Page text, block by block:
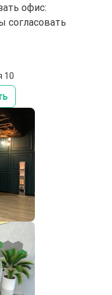
офис:
согласовать
10